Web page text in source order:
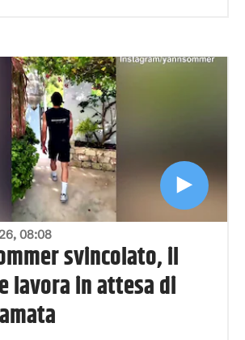
08:08
svincolato, il
lavora in attesa di